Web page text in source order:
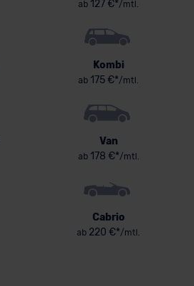
ab 127 €*/mtl.
Kombi
ab 175 €*/mtl.
Van
ab178 €*/mtl.
Cabrio
ab 220 €*/mtl.